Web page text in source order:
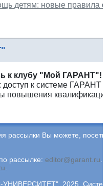
детям: новые правила
к клубу "Мой ГАРАНТ"!
доступ к системе ГАРАНТ
повышения
рассылки Вы можете,
рассылке: editor@garant.ru
2025. Система